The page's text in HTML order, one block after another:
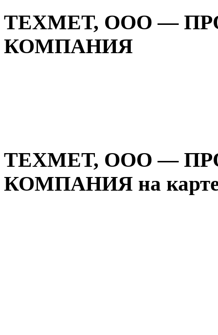
ТЕХМЕТ, ООО —
КОМПАНИЯ
ТЕХМЕТ, ООО —
КОМПАНИЯ на